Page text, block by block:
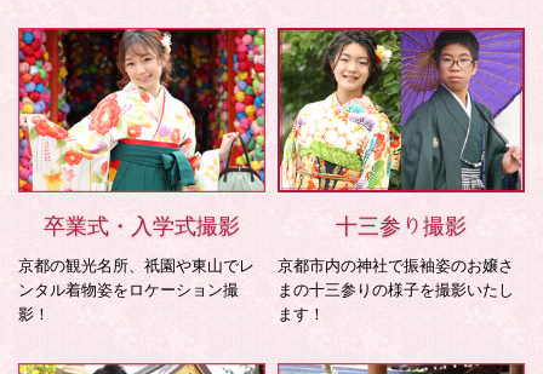
卒業式・入学式撮影
京都の観光名所、祇園や東山でレ
ンタル着物姿をロケーション撮
影！
十三参り撮影
京都市内の神社で振袖姿のお嬢さ
まの十三参りの様子を撮影いたし
ます！